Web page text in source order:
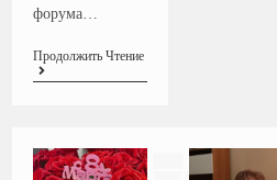
форума…
Продолжить Чтение